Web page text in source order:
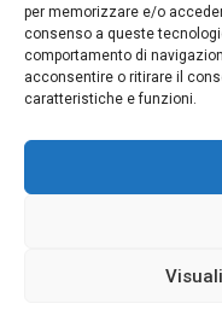
per memorizzare e/o
consenso a queste
comportamento di
acconsentire o ritirare il
caratteristiche e funzioni.
Home